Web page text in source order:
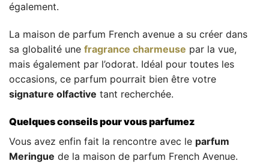
également.
La maison de parfum French avenue a su créer dans
sa globalité une fragrance charmeuse par la vue,
mais également par l’odorat. Idéal pour toutes les
occasions, ce parfum pourrait bien être votre
signature olfactive tant recherchée.
Quelques conseils pour vous parfumez
Vous avez enfin fait la rencontre avec le parfum
Meringue de la maison de parfum French Avenue.